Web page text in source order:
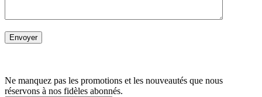
Ne manquez pas les promotions et les nouveautés que nous
réservons à nos fidèles abonnés.